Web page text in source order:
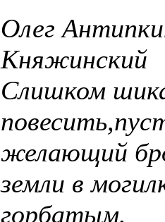
Олег
Княжинский
Слишком
желающий
земли в
горбатым.